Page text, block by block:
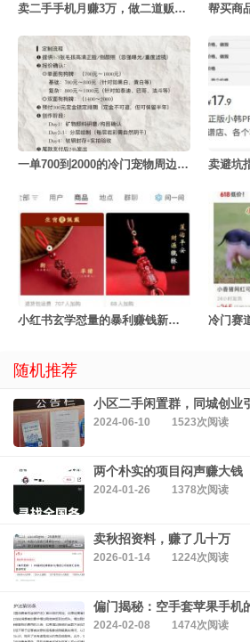
卖二手手机月赚3万，做二道贩子的利赚钱密决
一单700到2000的冷门宠物周边定制项目 卖避坑
小红书玄学怼量的暴利赚钱新玩法
随机推荐
小区二手闲置群，同城创业
2024-06-10 1523次阅读
两个朴实的项目闷声赚大钱
2024-01-26 1378次阅读
卖秋招资料，赚了几十万
2026-01-14 1224次阅读
偏门揭秘：空手套苹果手机
2024-02-08 1474次阅读